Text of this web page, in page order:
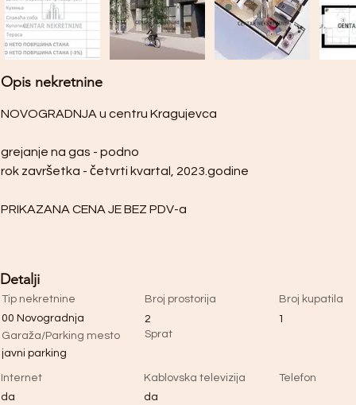
Opis nekretnine
NOVOGRADNJA u centru Kragujevca
grejanje na gas - podno
rok završetka - četvrti kvartal, 2023.godine
PRIKAZANA CENA JE BEZ PDV-a
Detalji
Tip nekretnine
00 Novogradnja
Garaža/Parking mesto
javni parking
Internet
da
Broj prostorija
2
Sprat
Broj kupatila
1
Kablovska televizija
da
Telefon